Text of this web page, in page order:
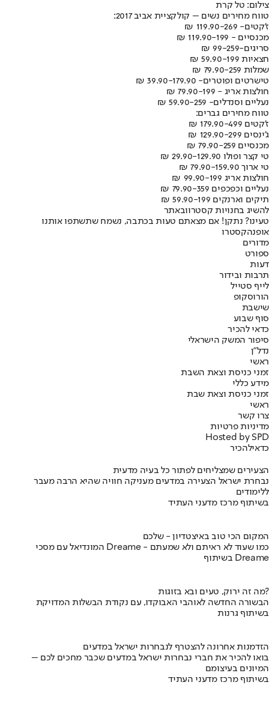
צילום: טל קרת
טווח מחירים נשים – קולקציית אביב 2017:
ז'קטים- 119.90-269 ₪
מכנסיים - 119.90-199 ₪
סריגים-99-259 ₪
חצאיות 59.90-199 ₪
שמלות 79.90-259 ₪
טישרטים ופוטרים- 39.90-179.90 ₪
חולצות אריג - 79.90-199 ₪
נעליים וסנדלים- 59.90-259 ₪
טווח מחירים גברים:
ז'קטים 179.90-499 ₪
ג'ינסים 129.90-299 ₪
מכנסיים 79.90-259 ₪
טי קצר ופולו 29.90-129.90 ₪
טי ארוך 79.90-159.90 ₪
חולצות אריג 99.90-199 ₪
נעליים וכפכפים 79.90-359 ₪
תיקים וארנקים 59.90-199 ₪
להשיג בחנויות קסטרוובאתר
טעינו? נתקן! אם מצאתם טעות בכתבה, נשמח שתשתפו אותנו
אופנהקסטרו
מדורים
ספורט
דעות
תרבות ובידור
לייף סטייל
הורוסקופ
שישבת
סוף שבוע
כדאי להכיר
סיפור המשק הישראלי
נדל"ן
ראשי
זמני כניסת וצאת השבת
מידע כללי
זמני כניסת וצאת שבת
ראשי
צרו קשר
מדיניות פרטיות
Hosted by SPD
כדאילהכיר
הצעירים שמצליחים לפתור כל בעיה מדעית
נבחרת ישראל הצעירה במדעים מעניקה חוויה שהיא הרבה מעבר
ללימודים
בשיתוף מרכז מדעני העתיד
המקום הכי טוב באיצטדיון - שלכם
המונדיאל עם מסכי Dreame - כמו שעוד לא ראיתם ולא שמעתם
בשיתוף Dreame
מה זה ירוק, טעים ובא בזוגות?
הבשורה החדשה לאוהבי האבוקדו, עם נקודת הבשלות המדויקת
בשיתוף גרנות
הזדמנות אחרונה להצטרף לנבחרות ישראל במדעים
בואו להכיר את חברי נבחרות ישראל במדעים שכבר מחכים לכם –
המיונים בעיצומם
בשיתוף מרכז מדעני העתיד